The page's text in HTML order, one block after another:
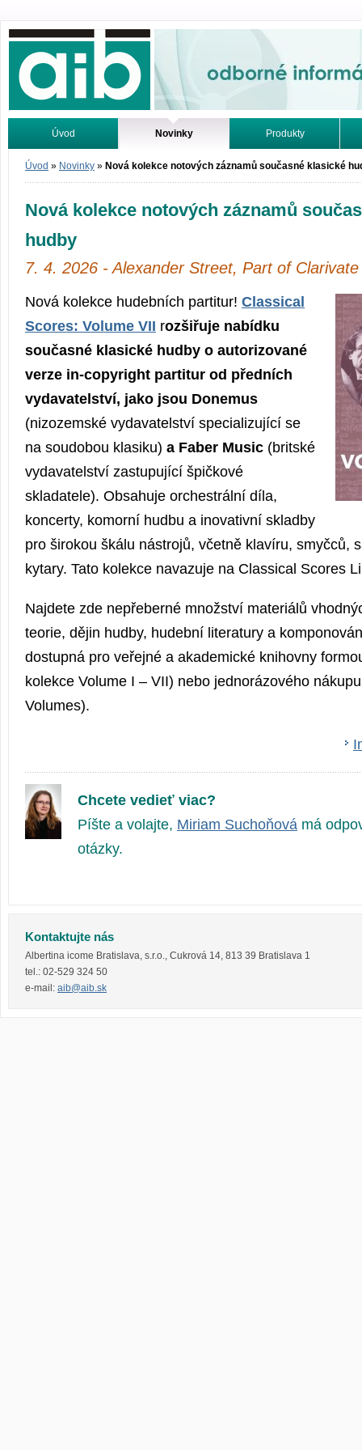
Odborné informácie. Online.
Úvod Novinky Produkty
Vyhľadávanie Tutoriály
Úvod » Novinky » Nová kolekce notových záznamů současné klasické
Nová kolekce notových záznamů
hudby
7. 4. 2026 - Alexander Street, Part of Clarivate
Nová kolekce hudebních partitur! Classical
Scores: Volume VII rozšiřuje nabídku
současné klasické hudby o autorizované
verze in-copyright partitur od předních
vydavatelství, jako jsou Donemus
(nizozemské vydavatelství specializující se
na soudobou klasiku) a Faber Music (britské
vydavatelství zastupující špičkové
skladatele). Obsahuje orchestrální díla,
koncerty, komorní hudbu a inovativní skladby
pro širokou škálu nástrojů, včetně klavíru, smyčců,
kytary. Tato kolekce navazuje na Classical Scores
Najdete zde nepřeberné množství materiálů
teorie, dějin hudby, hudební literatury a
dostupná pro veřejné a akademické knihovny
kolekce Volume I – VII) nebo jednorázového
Volumes).
Chcete vedieť viac?
Píšte a volajte, Miriam Suchoňová má
otázky.
Kontaktujte nás
Albertina icome Bratislava, s.r.o., Cukrová 14, 813 39 Bratislava 1
tel.: 02-529 324 50
e-mail: aib@aib.sk